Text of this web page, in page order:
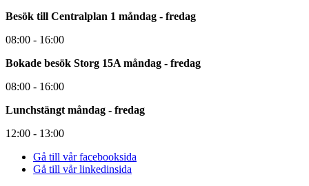
Besök till Centralplan 1 måndag - fredag
08:00 - 16:00
Bokade besök Storg 15A måndag - fredag
08:00 - 16:00
Lunchstängt måndag - fredag
12:00 - 13:00
Gå till vår facebooksida
Gå till vår linkedinsida